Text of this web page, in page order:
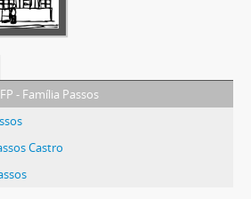
- Família Passos
Castro